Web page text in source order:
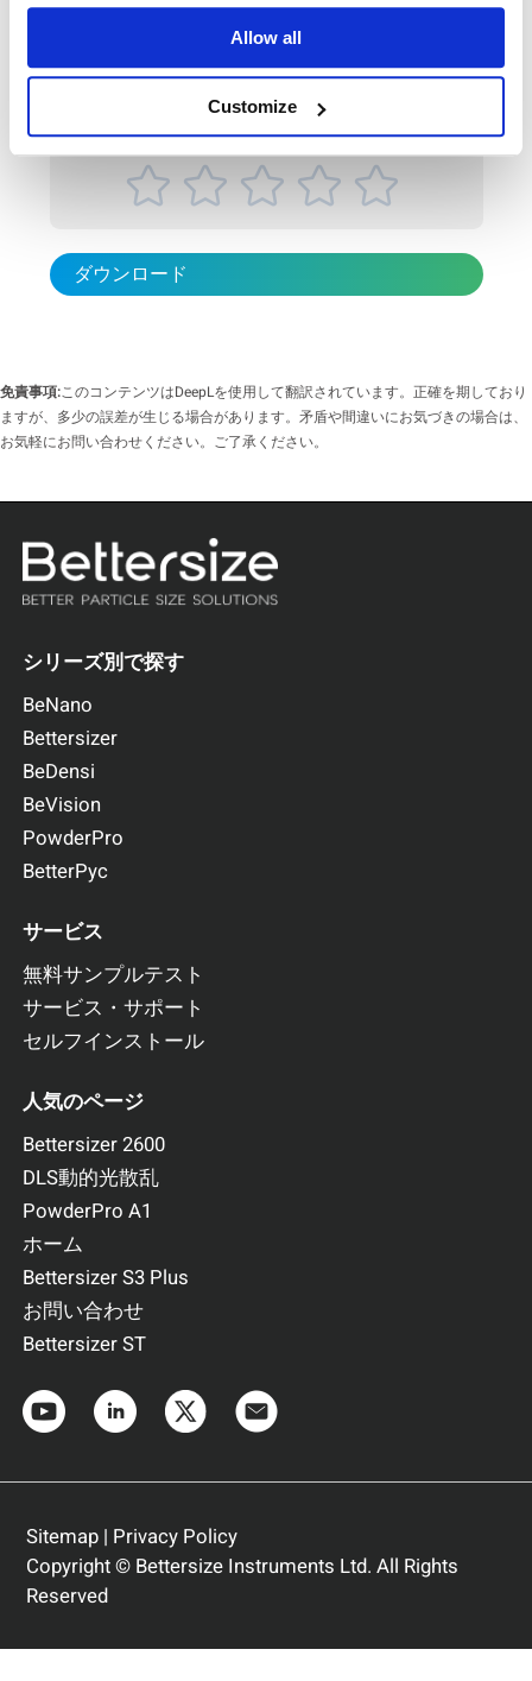
Allow all
Customize
を反映しているのか判断に迷う 本アプリケーションノートでは、こ
は、粒度分布の評価が不可欠となります。本アプリケーションノート
では、懸濁型農薬の粒子径分布をレーザー回折法で測定し、品質の評
価を行った事例をご紹介します。 測定概要 使用機種：Bettersizer ST
大粒子までの粒度分布を迅速かつ正確に測定できる装置です。農薬の
品質管理においては、粒度分布を把...
Rate this article
ダウンロード
免責事項:このコンテンツはDeepLを使用して翻訳されています。正確を期しており
ますが、多少の誤差が生じる場合があります。矛盾や間違いにお気づきの場合は、
お気軽にお問い合わせください。ご了承ください。
シリーズ別で探す
BeNano
Bettersizer
BeDensi
BeVision
PowderPro
BetterPyc
サービス
無料サンプルテスト
サービス・サポート
セルフインストール
人気のページ
Bettersizer 2600
DLS動的光散乱
PowderPro A1
ホーム
Bettersizer S3 Plus
お問い合わせ
Bettersizer ST
Sitemap| Privacy Policy
Copyright © Bettersize Instruments Ltd. All Rights
Reserved